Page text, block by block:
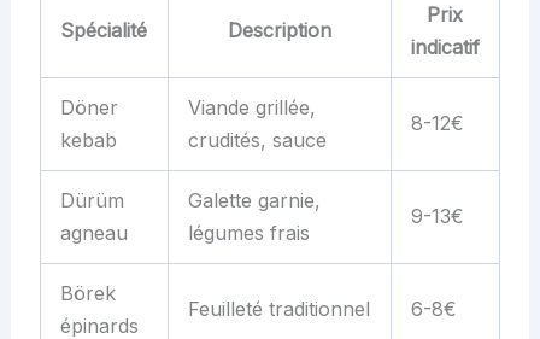
Spécialité Description
Prix
indicatif
Döner
kebab
Viande grillée,
crudités, sauce
8-12€
Dürüm
agneau
Galette garnie,
légumes frais
9-13€
Börek
épinards
Feuilleté traditionnel 6-8€